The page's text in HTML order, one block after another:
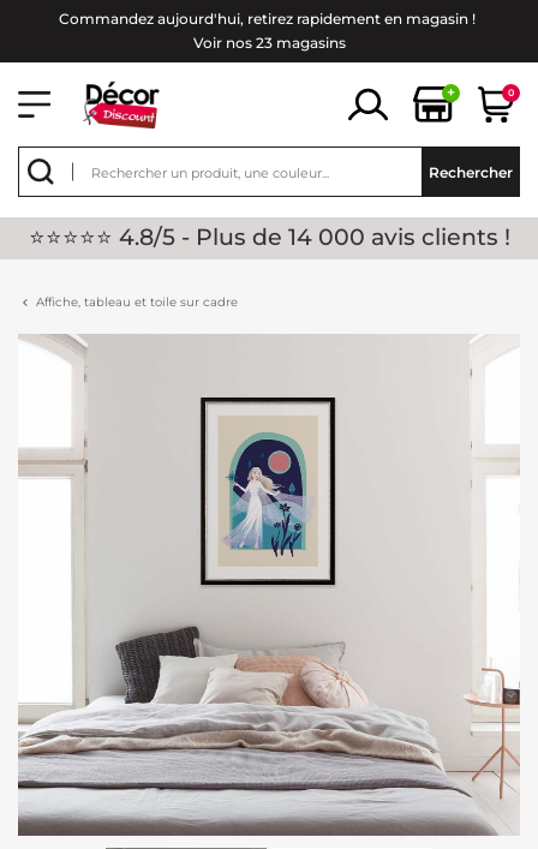
Commandez aujourd'hui, retirez rapidement en magasin !
Voir nos 23 magasins
+ 0
Rechercher
⭐⭐⭐⭐⭐ 4.8/5 - Plus de 14 000 avis clients !
Affiche, tableau et toile sur cadre